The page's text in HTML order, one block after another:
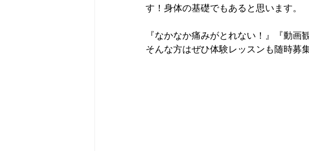
す！身体の基礎でもあると思います。
『なかなか痛みがとれない！』『動画
そんな方はぜひ体験レッスンも随時募